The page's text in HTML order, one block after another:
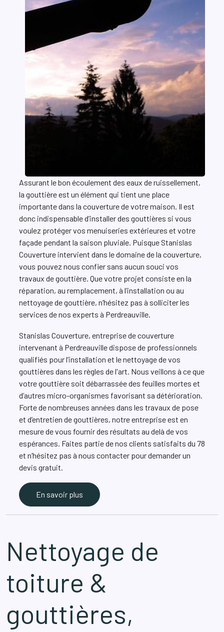
Assurant le bon écoulement des eaux de ruissellement,
la gouttière est un élément qui tient une place
importante dans la couverture de votre maison. Il est
donc indispensable d’installer des gouttières si vous
voulez protéger vos menuiseries extérieures et votre
façade pendant la saison pluviale. Puisque Stanislas
Couverture intervient dans le domaine de la couverture,
vous pouvez nous confier sans aucun souci vos
travaux de gouttière. Que votre projet consiste en la
réparation, au remplacement, à l’installation ou au
nettoyage de gouttière, n’hésitez pas à solliciter les
services de nos experts à Perdreauville.
Stanislas Couverture, entreprise de couverture
intervenant à Perdreauville dispose de professionnels
qualifiés pour l’installation et le nettoyage de vos
gouttières dans les règles de l'art. Nous veillons à ce que
votre gouttière soit débarrassée des feuilles mortes et
d’autres micro-organismes favorisant sa détérioration.
Forte de nombreuses années dans les travaux de pose
et d’entretien de gouttières, notre entreprise est en
mesure de vous fournir des résultats au delà de vos
espérances. Faites partie de nos clients satisfaits du 78
et n’hésitez pas à nous contacter pour demander un
devis gratuit.
En savoir plus
Nettoyage de
toiture &
gouttières,